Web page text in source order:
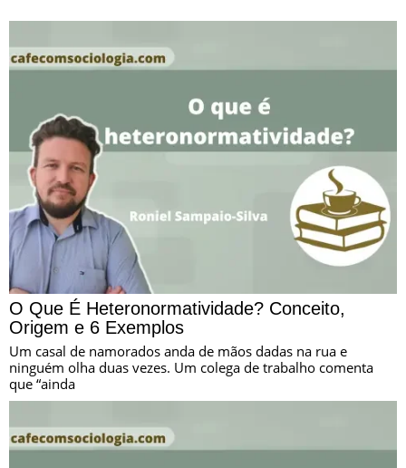
O Que É Heteronormatividade? Conceito,
Origem e 6 Exemplos
Um casal de namorados anda de mãos dadas na rua e
ninguém olha duas vezes. Um colega de trabalho comenta
que “ainda